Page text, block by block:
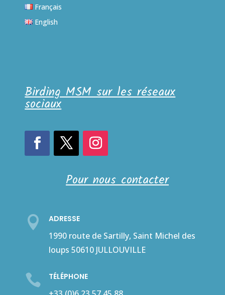
Français
English
Birding MSM sur les réseaux
sociaux
Pour nous contacter
 ADRESSE
1990 route de Sartilly, Saint Michel des
loups 50610 JULLOUVILLE
 TÉLÉPHONE